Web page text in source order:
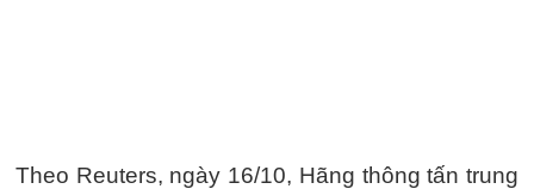
Theo Reuters, ngày 16/10, Hãng thông tấn trung